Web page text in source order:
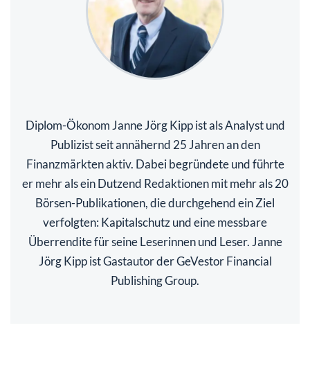
Diplom-Ökonom Janne Jörg Kipp ist als Analyst und
Publizist seit annähernd 25 Jahren an den
Finanzmärkten aktiv. Dabei begründete und führte
er mehr als ein Dutzend Redaktionen mit mehr als 20
Börsen-Publikationen, die durchgehend ein Ziel
verfolgten: Kapitalschutz und eine messbare
Überrendite für seine Leserinnen und Leser. Janne
Jörg Kipp ist Gastautor der GeVestor Financial
Publishing Group.